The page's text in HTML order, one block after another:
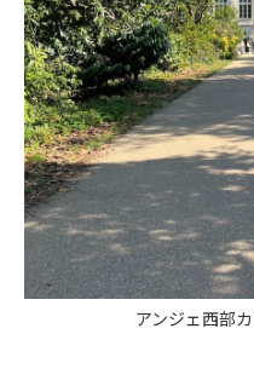
アンジェ西部